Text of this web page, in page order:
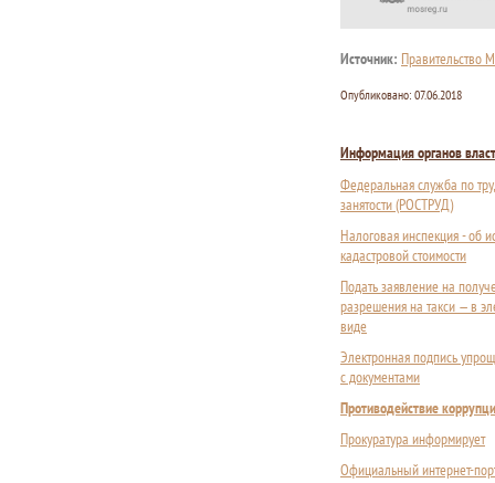
Источник: Правительство
Опубликовано: 07.06.2018
Информация органов
Федеральная служба по
занятости (РОСТРУД)
Налоговая инспекция - об
кадастровой стоимости
Подать заявление на
разрешения на такси — в
виде
Электронная подпись
с документами
Противодействие
Прокуратура информирует
Официальный интернет-